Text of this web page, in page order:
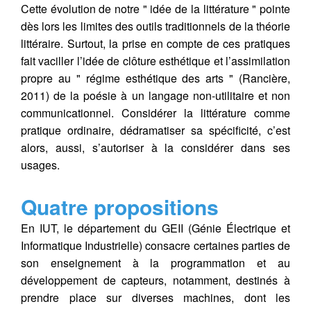
Cette évolution de notre " idée de la littérature " pointe
dès lors les limites des outils traditionnels de la théorie
littéraire. Surtout, la prise en compte de ces pratiques
fait vaciller l’idée de clôture esthétique et l’assimilation
propre au " régime esthétique des arts " (Rancière,
2011) de la poésie à un langage non-utilitaire et non
communicationnel. Considérer la littérature comme
pratique ordinaire, dédramatiser sa spécificité, c’est
alors, aussi, s’autoriser à la considérer dans ses
usages.
Quatre propositions
En IUT, le département du GEII (Génie Électrique et
Informatique Industrielle) consacre certaines parties de
son enseignement à la programmation et au
développement de capteurs, notamment, destinés à
prendre place sur diverses machines, dont les